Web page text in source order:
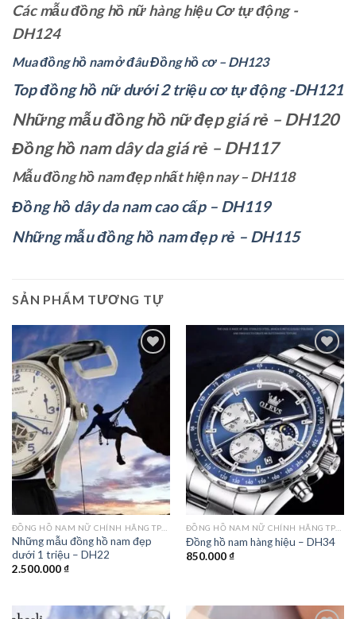
Các mẫu đồng hồ nữ hàng hiệu Cơ tự động -
DH124
Mua đồng hồ nam ở đâu Đồng hồ cơ – DH123
Top đồng hồ nữ dưới 2 triệu cơ tự động -DH121
Những mẫu đồng hồ nữ đẹp giá rẻ – DH120
Đồng hồ nam dây da giá rẻ – DH117
Mẫu đồng hồ nam đẹp nhất hiện nay – DH118
Đồng hồ dây da nam cao cấp – DH119
Những mẫu đồng hồ nam đẹp rẻ – DH115
SẢN PHẨM TƯƠNG TỰ
Add to
Những mẫu đồng hồ nam đẹp
dưới 1 triệu – DH22
2.500.000₫
Add to
wishlist
Đồng hồ nam hàng hiệu – DH34
850.000₫